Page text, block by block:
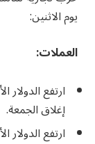
يوم الاثنين:
العملات:
إغلاق الجمعة.
ارتفع الدولار الأمريكي